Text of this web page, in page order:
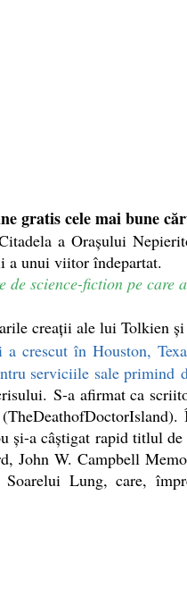
gratis cele mai bune
a Orașului
a unui viitor îndepartat.
de science-fiction pe
creații ale lui Tolkien
a crescut în Houston,
serviciile sale
S-a afirmat ca
şi-a câştigat rapid titlul
John W. Campbell
Lung, care,